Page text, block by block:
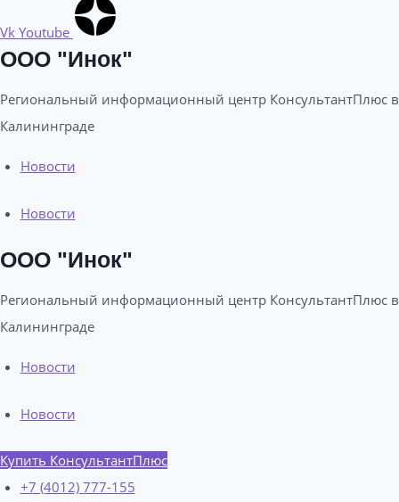
Vk Youtube
ООО "Инок"
Региональный информационный центр КонсультантПлюс в
Калининграде​
Новости
Новости
ООО "Инок"
Региональный информационный центр КонсультантПлюс в
Калининграде​
Новости
Новости
Купить КонсультантПлюс
+7 (4012) 777-155